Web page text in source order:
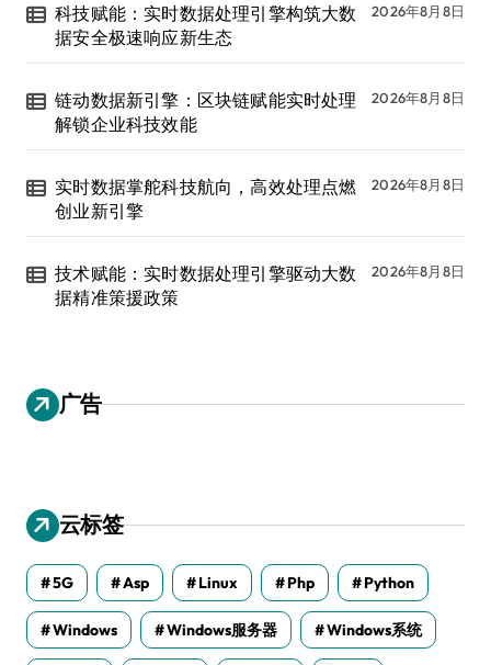
科技赋能：实时数据处理引擎构筑大数
据安全极速响应新生态
2026年8月8日
链动数据新引擎：区块链赋能实时处理
解锁企业科技效能
2026年8月8日
实时数据掌舵科技航向，高效处理点燃
创业新引擎
2026年8月8日
技术赋能：实时数据处理引擎驱动大数
据精准策援政策
2026年8月8日
广告
云标签
5G Asp Linux Php Python
Windows Windows服务器 Windows系统